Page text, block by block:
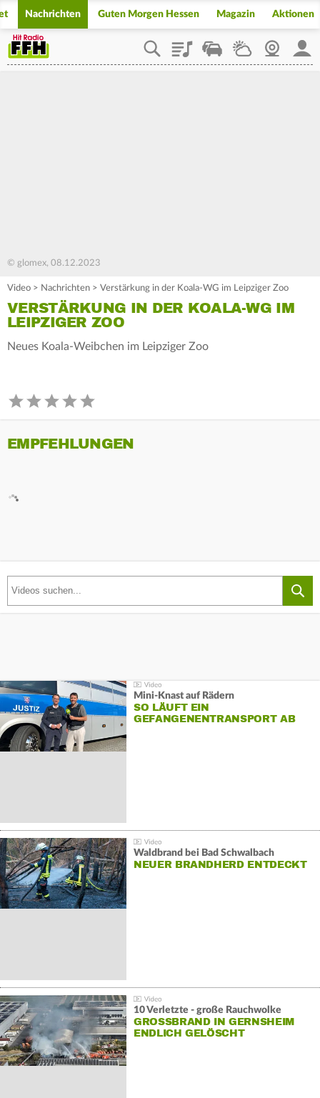
Nachrichten Guten Morgen Hessen Magazin Aktionen
PlaylistStaupilotWetterWebcam
© glomex, 08.12.2023
Video > Nachrichten > Verstärkung in der Koala-WG im Leipziger Zoo
VERSTÄRKUNG IN DER KOALA-WG IM
LEIPZIGER ZOO
Neues Koala-Weibchen im Leipziger Zoo
EMPFEHLUNGEN
Mini-Knast auf Rädern
SO LÄUFT EIN
GEFANGENENTRANSPORT AB
Waldbrand bei Bad Schwalbach
NEUER BRANDHERD ENTDECKT
10 Verletzte - große Rauchwolke
GROSSBRAND IN GERNSHEIM E
NDLICH GELÖSCHT